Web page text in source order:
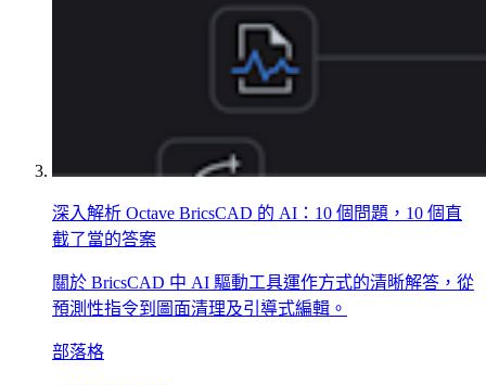
深入解析 Octave BricsCAD 的 AI：10 個問題，10 個直
截了當的答案
關於 BricsCAD 中 AI 驅動工具運作方式的清晰解答，從
預測性指令到圖面清理及引導式編輯。
部落格